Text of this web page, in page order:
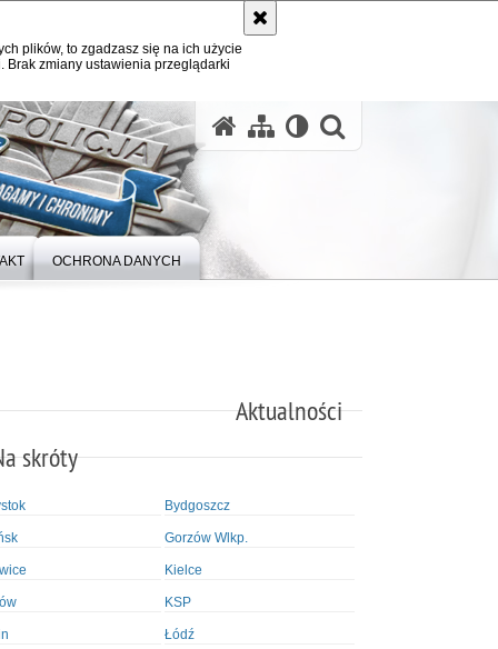
plików, to zgadzasz się na ich użycie
zmiany ustawienia przeglądarki
OCHRONA DANYCH
Aktualności
skróty
Bydgoszcz
Gorzów Wlkp.
Kielce
KSP
Łódź